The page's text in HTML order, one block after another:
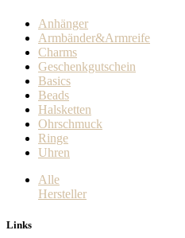
Anhänger
Armbänder&Armreife
Charms
Geschenkgutschein
Basics
Beads
Halsketten
Ohrschmuck
Ringe
Uhren
Alle
Hersteller
Links